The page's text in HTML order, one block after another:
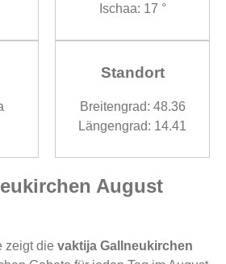
Ischaa: 17 °
Standort
Breitengrad: 48.36
Längengrad: 14.41
August
zeigt die vaktija Gallneukirchen